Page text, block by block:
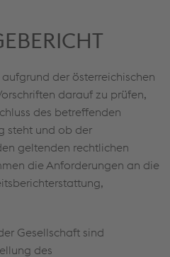
der österreichischen
darauf zu prüfen,
des betreffenden
steht und ob der
geltenden rechtlichen
die Anforderungen an die
Gesellschaft sind
des